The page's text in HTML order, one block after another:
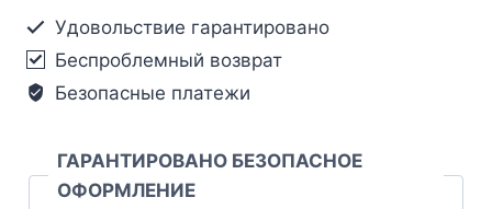
Удовольствие гарантировано
Беспроблемный возврат
Безопасные платежи
ГАРАНТИРОВАНО БЕЗОПАСНОЕ
ОФОРМЛЕНИЕ